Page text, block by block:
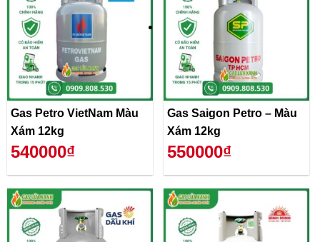
Gas Petro VietNam Màu
Xám 12kg
540000₫
Gas Saigon Petro – Màu
Xám 12kg
550000₫